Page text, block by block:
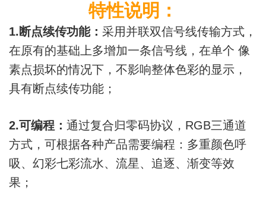
特性说明：
1.断点续传功能： 采用并联双信号线传输方式，
在原有的基础上多增加一条信号线，在单个 像
素点损坏的情况下，不影响整体色彩的显示，
具有断点续传功能；
2.可编程： 通过复合归零码协议，RGB三通道
方式，可根据各种产品需要编程：多重颜色呼
吸、幻彩七彩流水、流星、追逐、渐变等效
果 ；